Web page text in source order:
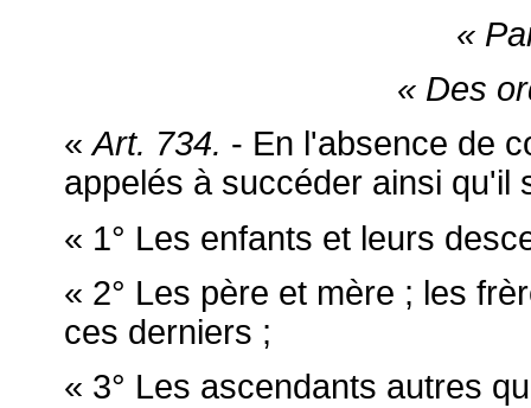
«
« Des
«Art. 734. - En l'absence de
appelés à succéder ainsi qu'il
« 1° Les enfants et leurs
« 2° Les père et mère ; les
ces derniers ;
« 3° Les ascendants autres